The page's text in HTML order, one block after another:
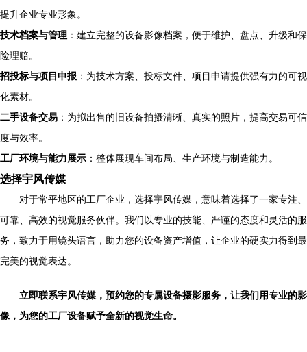
提升企业专业形象。
技术档案与管理 ：建立完整的设备影像档案，便于维护、盘点、升级和保
险理赔。
招投标与项目申报 ：为技术方案、投标文件、项目申请提供强有力的可视
化素材。
二手设备交易 ：为拟出售的旧设备拍摄清晰、真实的照片，提高交易可信
度与效率。
工厂环境与能力展示 ：整体展现车间布局、生产环境与制造能力。
选择宇风传媒
对于常平地区的工厂企业，选择宇风传媒，意味着选择了一家专注、
可靠、高效的视觉服务伙伴。我们以专业的技能、严谨的态度和灵活的服
务，致力于用镜头语言，助力您的设备资产增值，让企业的硬实力得到最
完美的视觉表达。
立即联系宇风传媒，预约您的专属设备摄影服务，让我们用专业的影
像，为您的工厂设备赋予全新的视觉生命。